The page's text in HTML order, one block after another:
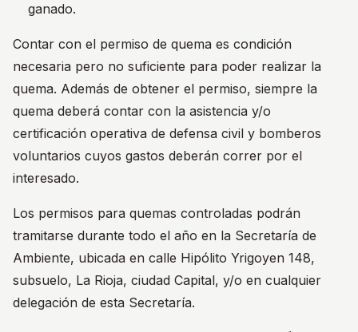
ganado.
Contar con el permiso de quema es condición
necesaria pero no suficiente para poder realizar la
quema. Además de obtener el permiso, siempre la
quema deberá contar con la asistencia y/o
certificación operativa de defensa civil y bomberos
voluntarios cuyos gastos deberán correr por el
interesado.
Los permisos para quemas controladas podrán
tramitarse durante todo el año en la Secretaría de
Ambiente, ubicada en calle Hipólito Yrigoyen 148,
subsuelo, La Rioja, ciudad Capital, y/o en cualquier
delegación de esta Secretaría.